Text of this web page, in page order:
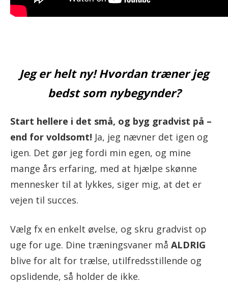
Jeg er helt ny! Hvordan træner jeg
bedst som nybegynder?
Start hellere i det små, og byg gradvist på –
end for voldsomt! Ja, jeg nævner det igen og
igen. Det gør jeg fordi min egen, og mine
mange års erfaring, med at hjælpe skønne
mennesker til at lykkes, siger mig, at det er
vejen til succes.
Vælg fx en enkelt øvelse, og skru gradvist op
uge for uge. Dine træningsvaner må ALDRIG
blive for alt for trælse, utilfredsstillende og
opslidende, så holder de ikke.